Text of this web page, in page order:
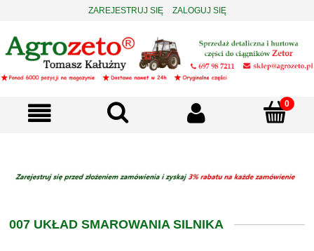
ZAREJESTRUJ SIĘ ZALOGUJ SIĘ
007 UKŁAD SMAROWANIA SILNIKA